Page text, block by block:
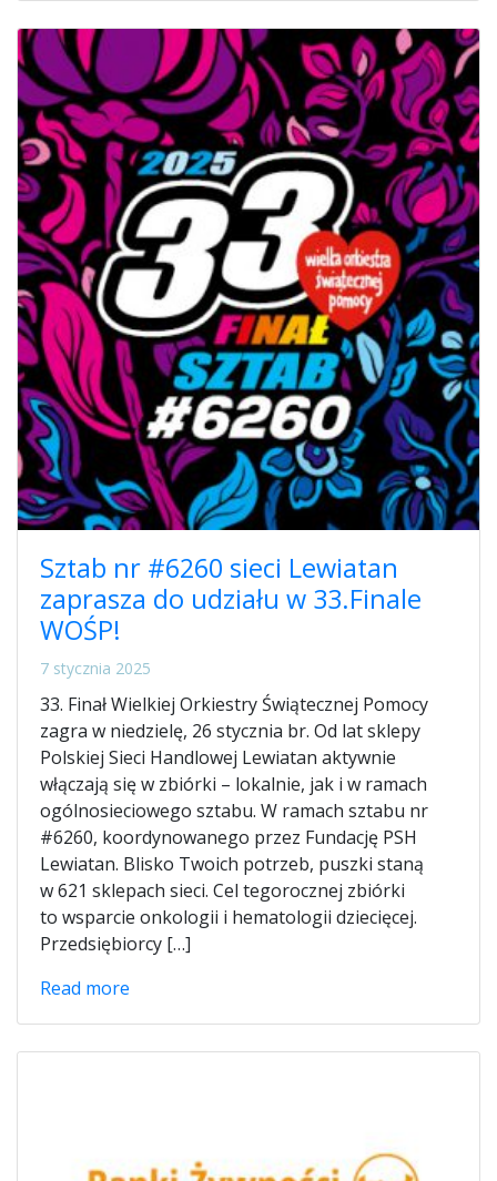
Sztab nr #6260 sieci Lewiatan
zaprasza do udziału w 33.Finale
WOŚP!
7 stycznia 2025
33. Finał Wielkiej Orkiestry Świątecznej Pomocy
zagra w niedzielę, 26 stycznia br. Od lat sklepy
Polskiej Sieci Handlowej Lewiatan aktywnie
włączają się w zbiórki – lokalnie, jak i w ramach
ogólnosieciowego sztabu. W ramach sztabu nr
#6260, koordynowanego przez Fundację PSH
Lewiatan. Blisko Twoich potrzeb, puszki staną
w 621 sklepach sieci. Cel tegorocznej zbiórki
to wsparcie onkologii i hematologii dziecięcej.
Przedsiębiorcy […]
Read more